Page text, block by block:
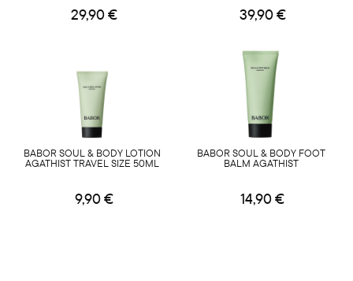
29,90 € 39,90 €
BABOR SOUL & BODY LOTION
AGATHIST TRAVEL SIZE 50ML
9,90 €
BABOR SOUL & BODY FOOT
BALM AGATHIST
14,90 €